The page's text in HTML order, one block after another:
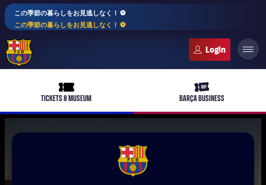
この季節の暮らしをお見逃しなく！ ⚽️
この季節の暮らしをお見逃しなく！ ⚽️
ticket-full
TICKETS & MUSEUM
ticket-vip
BARÇA BUSINESS
FCB Barcelona badge